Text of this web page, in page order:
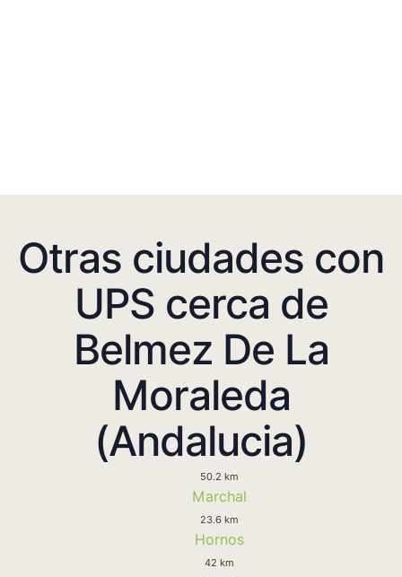
Otras ciudades con
UPS cerca de
Belmez De La
Moraleda
(Andalucia)
50.2 km
Marchal
23.6 km
Hornos
42 km